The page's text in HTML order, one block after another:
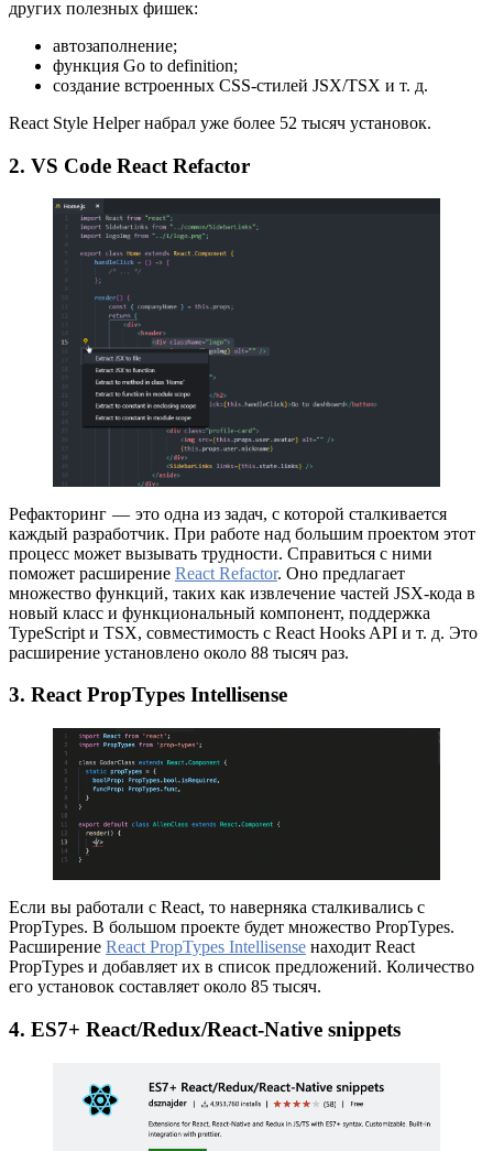
других полезных фишек:
автозаполнение;
функция Go to definition;
создание встроенных CSS-стилей JSX/TSX и т. д.
React Style Helper набрал уже более 52 тысяч установок.
2. VS Code React Refactor
Рефакторинг — это одна из задач, с которой сталкивается
каждый разработчик. При работе над большим проектом этот
процесс может вызывать трудности. Справиться с ними
поможет расширение React Refactor. Оно предлагает
множество функций, таких как извлечение частей JSX-кода в
новый класс и функциональный компонент, поддержка
TypeScript и TSX, совместимость с React Hooks API и т. д. Это
расширение установлено около 88 тысяч раз.
3. React PropTypes Intellisense
Если вы работали с React, то наверняка сталкивались с
PropTypes. В большом проекте будет множество PropTypes.
Расширение React PropTypes Intellisense находит React
PropTypes и добавляет их в список предложений. Количество
его установок составляет около 85 тысяч.
4. ES7+ React/Redux/React-Native snippets